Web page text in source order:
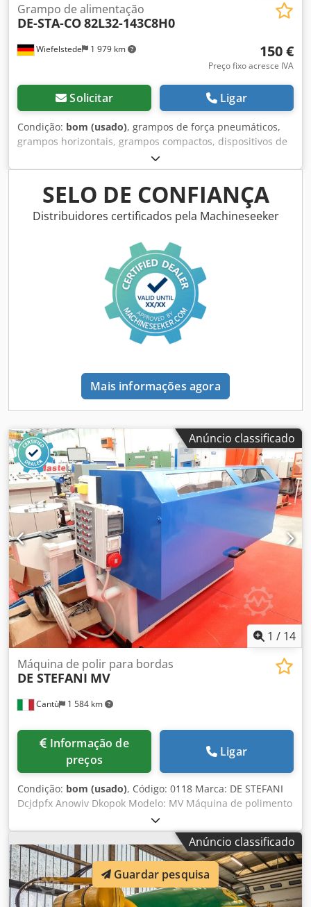
Wiefelstede 1 979 km
Grampo de alimentação
DE-STA-CO82L32-143C8H0
150 €
Preço fixo acresce IVA
Solicitar Ligar
Condição: bom (usado), grampos de força pneumáticos,
grampos horizontais, grampos compactos, dispositivos de
fixação, grampos de força pneumáticos -Tipo: 82L32-
143C8H0 -Quantidade: 4 unidades disponíveis -Preço: por
unidade Dcedpob A H E Ijfx Anpok -Peso: 2,1 kg/unidade
SELO DE CONFIANÇA
Distribuidores certificados pela Machineseeker
Mais informações agora
Anúncio classificado
1 / 14
Cantù 1 584 km
Máquina de polir para bordas
DE STEFANI MV
preços
Ligar
Condição: bom (usado), Código: 0118 Marca: DE STEFANI
Dcjdpfx Anowiv Dkopok Modelo: MV Máquina de polimento
automática para bordas, para polimento de poliéster,
poliuretano e outras tintas Características: Sistema de
acionamento por esteira com patins emborrachados
Prensador superior manual com rodas emborrachadas
Barra de suporte ajustável para peças largas Composição:
1° Grupo - Nº 2 escovas ajustáveis - Motor 4 HP 2° Grupo -
Anúncio classificado
Guardar pesquisa